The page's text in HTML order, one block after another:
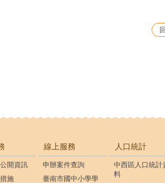
開資訊
施
線上服務
申辦案件查詢
臺南市國中小學學
人口統計
中西區人口統計
料